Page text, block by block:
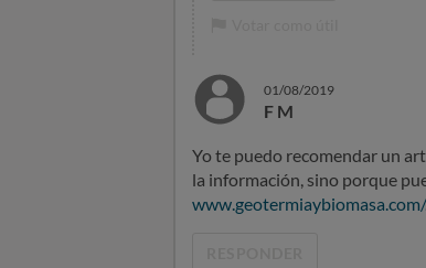
01/08/2019
F M
Yo te puedo recomendar un
la información, sino porque